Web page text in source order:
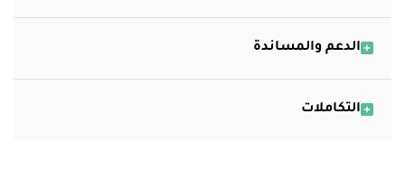
الدعم والمساندة
التكاملات